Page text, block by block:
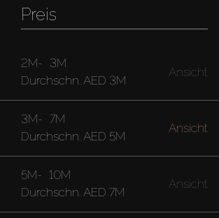
Preis
2M- 3M
Durchschn. AED 3M
Ansicht
3M- 7M
Durchschn. AED 5M
Ansicht
5M- 10M
Durchschn. AED 7M
Ansicht